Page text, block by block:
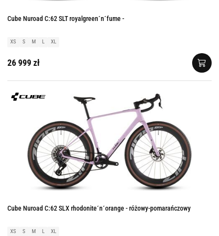
Cube Nuroad C:62 SLT royalgreen´n´fume -
XS S M L XL
26 999 zł
Cube Nuroad C:62 SLX rhodonite´n´orange - różowy-pomarańczowy
XS S M L XL